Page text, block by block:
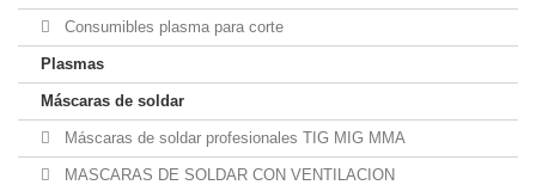
Consumibles plasma para corte
Plasmas
Máscaras de soldar
Máscaras de soldar profesionales TIG MIG MMA
MASCARAS DE SOLDAR CON VENTILACION